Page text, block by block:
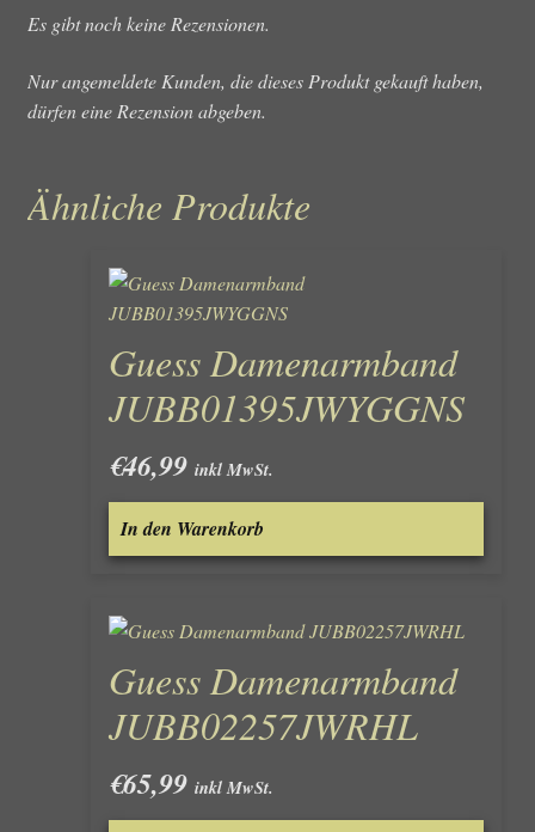
Es gibt noch keine Rezensionen.
Nur angemeldete Kunden, die dieses Produkt gekauft haben,
dürfen eine Rezension abgeben.
Ähnliche Produkte
Guess Damenarmband
JUBB01395JWYGGNS
€46,99 inkl MwSt.
In den Warenkorb
Guess Damenarmband
JUBB02257JWRHL
€65,99 inkl MwSt.